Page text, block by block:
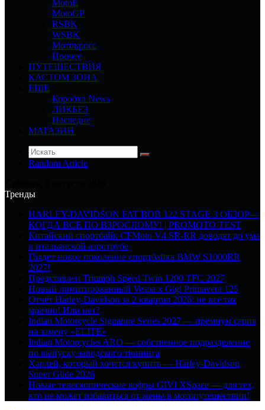
MotoE
MotoGP
RSBK
WSBK
Мотокросс
Прочее
ПУТЕШЕСТВИЯ
КАСТОМ ЗОНА
ЕЩЕ
Коробка News
ЛИКБЕЗ
Наследие
МАГАЗИН
Random Article
Тренды
HARLEY-DAVIDSON FAT BOB 122 STAGE 3 ОБЗОР—
КОГДА ВСЕ ПО ВЗРОСЛОМУ! | PROMOTO TEST
Китайский спортбайк CFMoto V4 SR-RR доводят до ума
в итальянской аэротрубе
Грядет новое поколение спортбайка BMW S1000RR
2027!
Представлен Triumph Speed Twin 1200 TFC 2027
Новый лимитированный Vespa x Gigi Primavera 125
Отчёт Harley-Davidson за 2 квартал 2026: не всё так
мрачно! Или нет?
Indian Motorcycle Signature Series 2027 — премиум серия
на замену «ELITE»
Indian Motorcycles ARO — собственное подразделение
по выпуску заводского тюнинга
Харлей, который хочется купить — Harley-Davidson
Super Glide 2026
Новые телескопические кофры GIVI XSpace — для тех,
кто не может избавиться от жены в мотопутешествии!